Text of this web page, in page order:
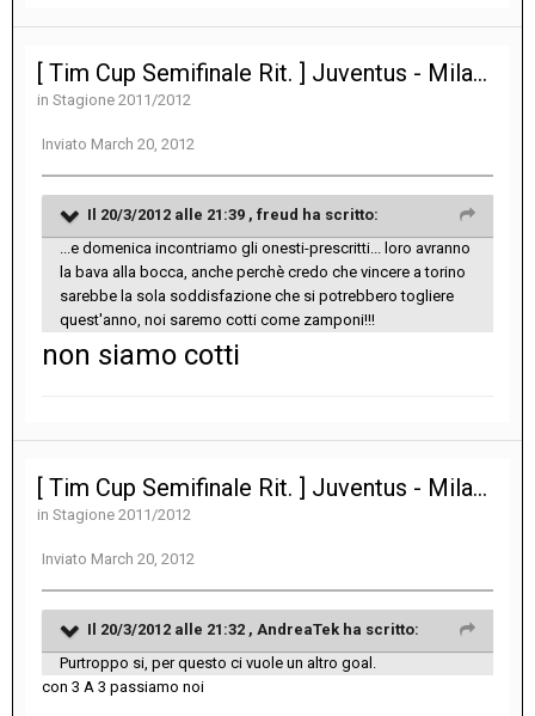
[ Tim Cup Semifinale Rit. ] Juventus - Milan 2-2
in Stagione 2011/2012
Inviato March 20, 2012
Il 20/3/2012 alle 21:39 , freud ha scritto:
...e domenica incontriamo gli onesti-prescritti... loro avranno
la bava alla bocca, anche perchè credo che vincere a torino
sarebbe la sola soddisfazione che si potrebbero togliere
quest'anno, noi saremo cotti come zamponi!!!
non siamo cotti
[ Tim Cup Semifinale Rit. ] Juventus - Milan 2-2
in Stagione 2011/2012
Inviato March 20, 2012
Il 20/3/2012 alle 21:32 , AndreaTek ha scritto:
Purtroppo si, per questo ci vuole un altro goal.
con 3 A 3 passiamo noi